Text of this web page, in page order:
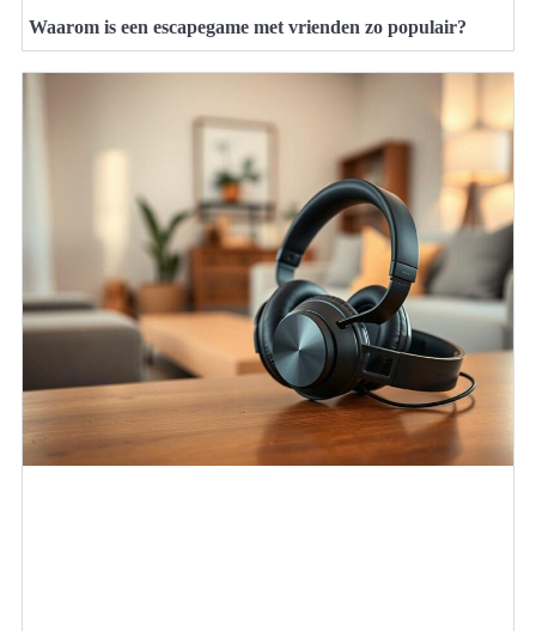
Waarom is een escapegame met vrienden zo populair?